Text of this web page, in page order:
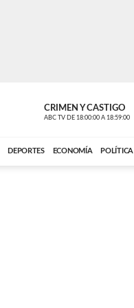
CRIMEN Y CASTIGO
ABC TV DE 18:00:00 A 18:59:00
DEPORTES ECONOMÍA POLÍTICA